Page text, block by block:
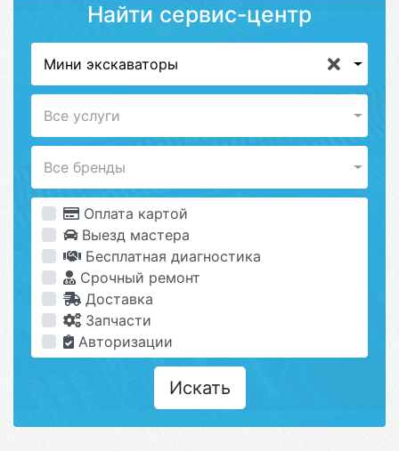
Найти сервис-центр
Мини экскаваторы
Все услуги
Все бренды
Оплата картой
Выезд мастера
Бесплатная диагностика
Срочный ремонт
Доставка
Запчасти
Авторизации
Искать